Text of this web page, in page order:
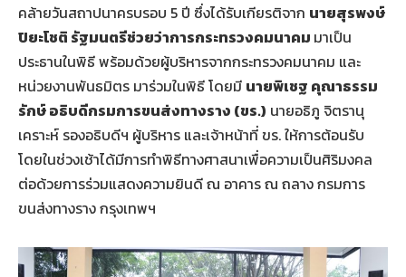
คล้ายวันสถาปนาครบรอบ 5 ปี ซึ่งได้รับเกียรติจาก นายสุรพงษ์
ปิยะโชติ รัฐมนตรีช่วยว่าการกระทรวงคมนาคม มาเป็น
ประธานในพิธี พร้อมด้วยผู้บริหารจากกระทรวงคมนาคม และ
หน่วยงานพันธมิตร มาร่วมในพิธี โดยมี นายพิเชฐ คุณาธรรม
รักษ์ อธิบดีกรมการขนส่งทางราง (ขร.) นายอธิภู จิตรานุ
เคราะห์ รองอธิบดีฯ ผู้บริหาร และเจ้าหน้าที่ ขร. ให้การต้อนรับ
โดยในช่วงเช้าได้มีการทำพิธีทางศาสนาเพื่อความเป็นศิริมงคล
ต่อด้วยการร่วมแสดงความยินดี ณ อาคาร ณ ถลาง กรมการ
ขนส่งทางราง กรุงเทพฯ